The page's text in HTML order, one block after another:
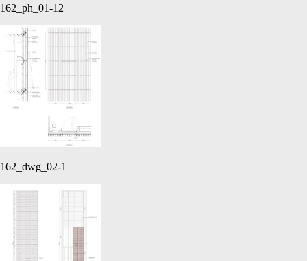
162_ph_01-12
162_dwg_02-1